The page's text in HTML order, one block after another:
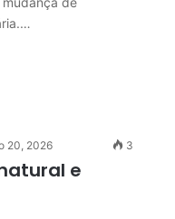
20, 2026 3
e